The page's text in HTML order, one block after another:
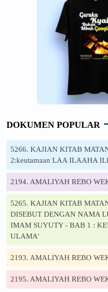
DOKUMEN POPULAR
5266. KAJIAN KITAB
2:keutamaan LAA ILAAHA
2194. AMALIYAH REBO
5265. KAJIAN KITAB
DISEBUT DENGAN NAMA
IMAM SUYUTY - BAB 1 :
ULAMA'
2193. AMALIYAH REBO
2195. AMALIYAH REBO